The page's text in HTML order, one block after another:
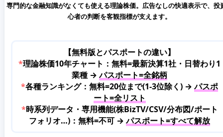
専門的な金融知識がなくても使える理論株価。広告なしの快適表示で、投
心者の判断を客観指標が支えます。
【無料版とパスポートの違い】
*理論株価10年チャート：無料=最新決算1社・日替わり1
業種 →パスポート=全銘柄
*各種ランキング：無料=20位まで(1-3位除く) →パスポ
ート=全リスト
*時系列データ・専用機能(株BizTV/CSV/分布図/ポート
フォリオ…)：無料=不可 →パスポート=すべて解放